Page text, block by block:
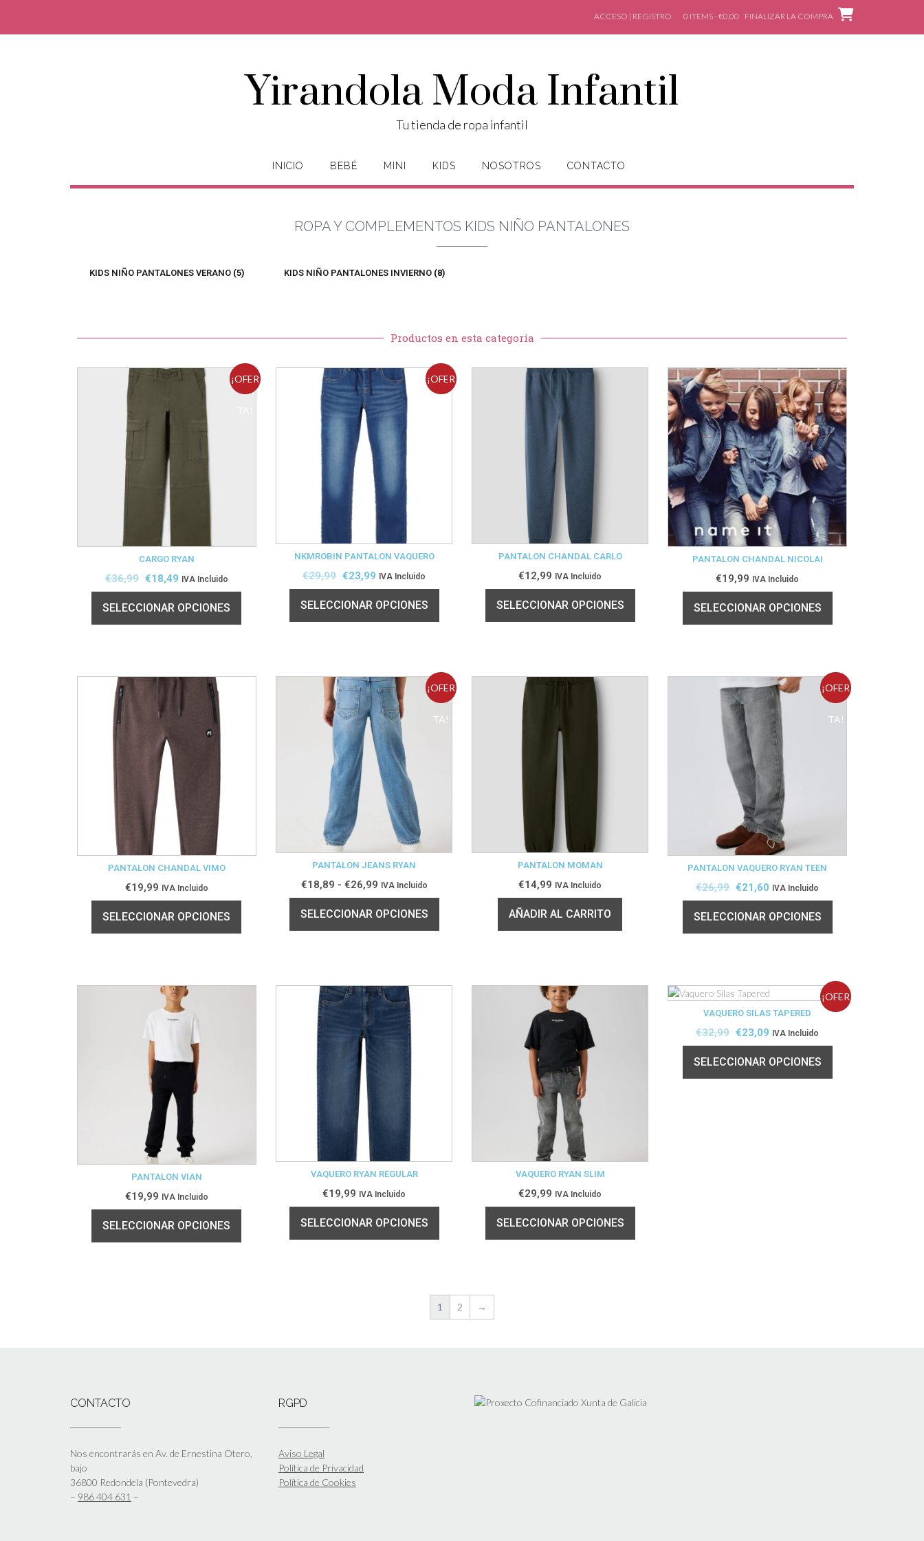
ACCESO | REGISTRO 0 ITEMS - €0,00 FINALIZAR LA COMPRA
Yirandola Moda Infantil
Tu tienda de ropa infantil
INICIO BEBÉ MINI KIDS NOSOTROS CONTACTO
ROPA Y COMPLEMENTOS KIDS NIÑO PANTALONES
KIDS NIÑO PANTALONES VERANO (5) KIDS NIÑO PANTALONES INVIERNO (8)
Productos en esta categoría
¡OFER
CARGO RYAN
€36,99 €18,49 IVA Incluido
SELECCIONAR OPCIONES
¡OFER
NKMROBIN PANTALON VAQUERO
€29,99 €23,99 IVA Incluido
SELECCIONAR OPCIONES
PANTALON CHANDAL CARLO
€12,99 IVA Incluido
SELECCIONAR OPCIONES
PANTALON CHANDAL NICOLAI
€19,99 IVA Incluido
SELECCIONAR OPCIONES
PANTALON CHANDAL VIMO
€19,99 IVA Incluido
SELECCIONAR OPCIONES
¡OFER
TA!
PANTALON JEANS RYAN
€18,89 - €26,99 IVA Incluido
SELECCIONAR OPCIONES
PANTALON MOMAN
€14,99 IVA Incluido
AÑADIR AL CARRITO
¡OFER
TA!
PANTALON VAQUERO RYAN TEEN
€26,99 €21,60 IVA Incluido
SELECCIONAR OPCIONES
PANTALON VIAN
€19,99 IVA Incluido
SELECCIONAR OPCIONES
VAQUERO RYAN REGULAR
€19,99 IVA Incluido
SELECCIONAR OPCIONES
VAQUERO RYAN SLIM
€29,99 IVA Incluido
SELECCIONAR OPCIONES
¡OFER
VAQUERO SILAS TAPERED
€32,99 €23,09 IVA Incluido
SELECCIONAR OPCIONES
1 2 →
CONTACTO
Nos encontrarás en Av. de Ernestina Otero,
bajo
36800 Redondela (Pontevedra)
– 986 404 631 –
RGPD
Aviso Legal
Política de Privacidad
Política de Cookies